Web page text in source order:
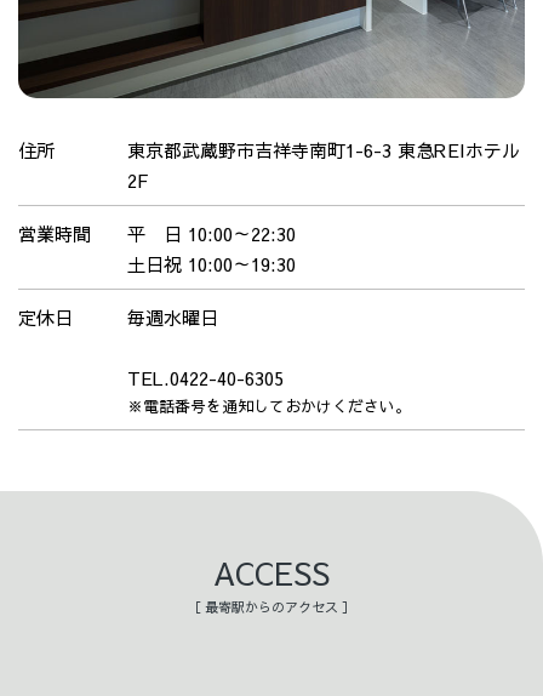
住所
東京都武蔵野市吉祥寺南町1-6-3 東急REIホテル
2F
営業時間
平 日 10:00～22:30
土日祝 10:00～19:30
定休日 毎週水曜日
TEL.0422-40-6305
※電話番号を通知しておかけください。
ACCESS
［ 最寄駅からのアクセス ］